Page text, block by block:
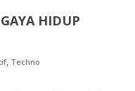
HIDUP
, Techno